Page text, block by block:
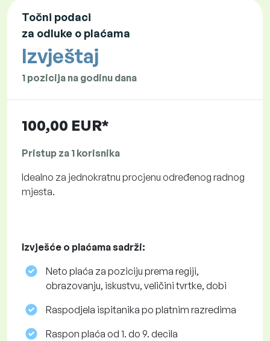
Točni podaci
za odluke o plaćama
Izvještaj
1 pozicija na godinu dana
100,00 EUR*
Pristup za 1 korisnika
Idealno za jednokratnu procjenu određenog radnog
mjesta.
Izvješće o plaćama sadrži:
Neto plaća za poziciju prema regiji,
obrazovanju, iskustvu, veličini tvrtke, dobi
Raspodjela ispitanika po platnim razredima
Raspon plaća od 1. do 9. decila